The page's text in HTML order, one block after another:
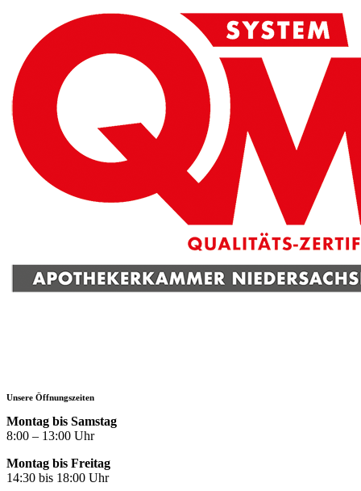
Unsere Öffnungszeiten
Montag bis Samstag
8:00 – 13:00 Uhr
Montag bis Freitag
14:30 bis 18:00 Uhr